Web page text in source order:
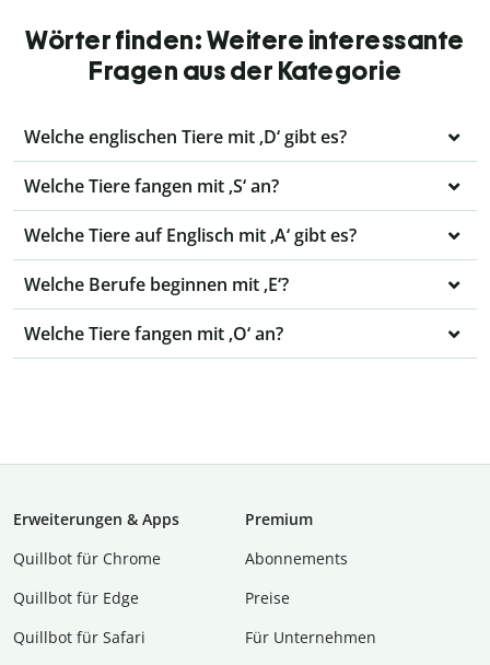
Wörter finden: Weitere interessante
Fragen aus der Kategorie
Welche englischen Tiere mit ‚D‘ gibt es?
Welche Tiere fangen mit ‚S‘ an?
Welche Tiere auf Englisch mit ‚A‘ gibt es?
Welche Berufe beginnen mit ‚E‘?
Welche Tiere fangen mit ‚O‘ an?
Erweiterungen & Apps
Quillbot für Chrome
Quillbot für Edge
Quillbot für Safari
Premium
Abon­ne­ments
Preise
Für Unternehmen